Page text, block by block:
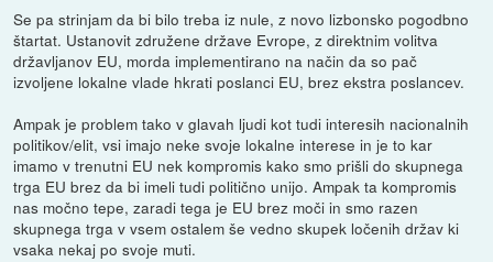
Se pa strinjam da bi bilo treba iz nule, z novo lizbonsko pogodbno
štartat. Ustanovit združene države Evrope, z direktnim volitva
državljanov EU, morda implementirano na način da so pač
izvoljene lokalne vlade hkrati poslanci EU, brez ekstra poslancev.
Ampak je problem tako v glavah ljudi kot tudi interesih nacionalnih
politikov/elit, vsi imajo neke svoje lokalne interese in je to kar
imamo v trenutni EU nek kompromis kako smo prišli do skupnega
trga EU brez da bi imeli tudi politično unijo. Ampak ta kompromis
nas močno tepe, zaradi tega je EU brez moči in smo razen
skupnega trga v vsem ostalem še vedno skupek ločenih držav ki
vsaka nekaj po svoje muti.